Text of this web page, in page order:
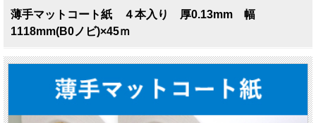
薄手マットコート紙 ４本入り 厚0.13mm 幅
1118mm(B0ノビ)×45ｍ